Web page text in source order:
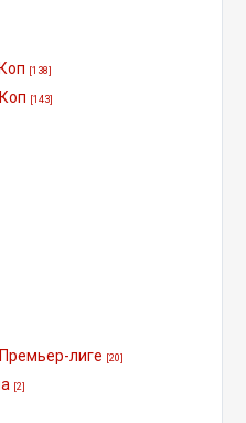
[138]
[143]
лиге [20]
[2]